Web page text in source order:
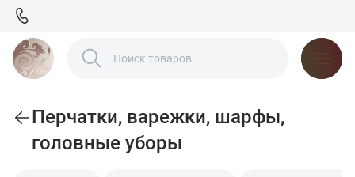
Перчатки, варежки, шарфы,
головные уборы